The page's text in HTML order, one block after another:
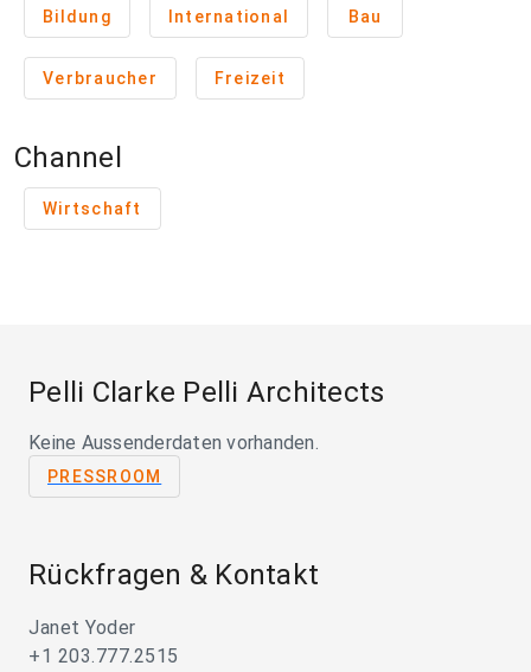
Bildung International Bau
Verbraucher Freizeit
Channel
Wirtschaft
Pelli Clarke Pelli Architects
Keine Aussenderdaten vorhanden.
PRESSROOM
Rückfragen & Kontakt
Janet Yoder
+1 203.777.2515